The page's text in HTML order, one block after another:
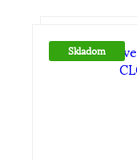
Skladom